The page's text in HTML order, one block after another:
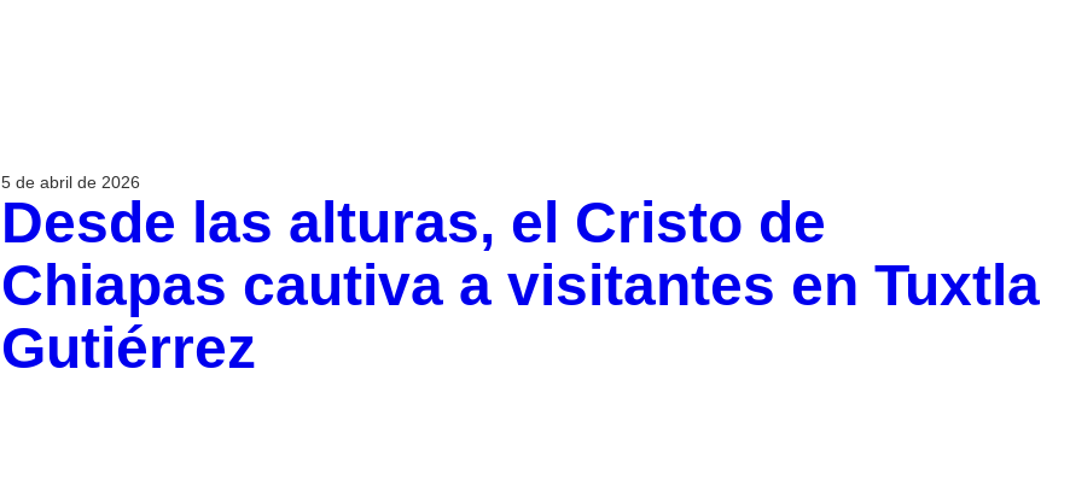
5 de abril de 2026
Desde las alturas, el Cristo de
Chiapas cautiva a visitantes en Tuxtla
Gutiérrez